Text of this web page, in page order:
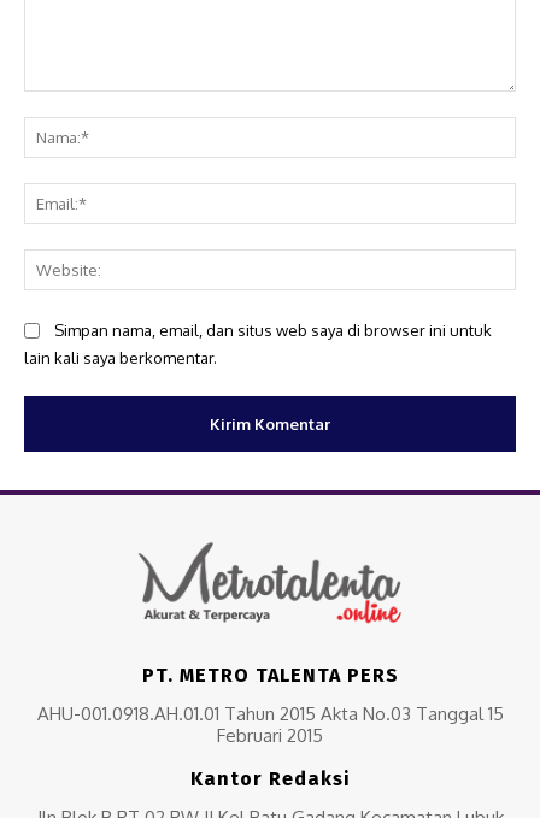
Simpan nama, email, dan situs web saya di browser ini untuk
lain kali saya berkomentar.
PT. METRO TALENTA PERS
AHU-001.0918.AH.01.01 Tahun 2015 Akta No.03 Tanggal 15
Februari 2015
Kantor Redaksi